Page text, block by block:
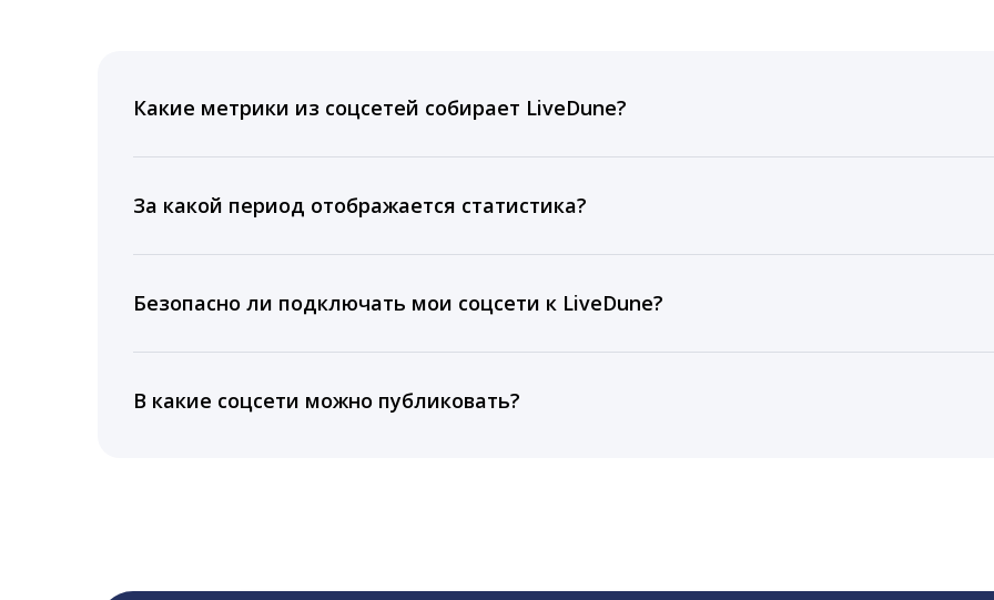
Какие метрики из соцсетей собирает LiveDune?
время для публикации, показываем лучшие посты и присылаем автоматические отчеты с
За какой период отображается статистика?
подключении тарифа Блогер. При оплате тарифа Бизнес отображаются сведения за 3 года, а
5 лет.
Безопасно ли подключать мои соцсети к LiveDune?
информацию третьим лицам.
В какие соцсети можно публиковать?